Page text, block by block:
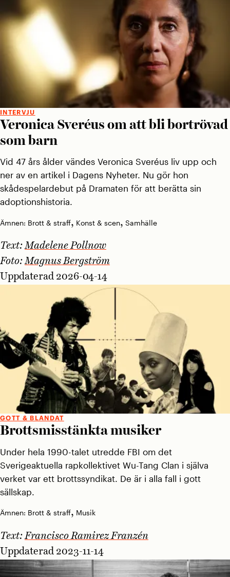
INTERVJU
Veronica Sveréus om att bli bortrövad
som barn
Vid 47 års ålder vändes Veronica Sveréus liv upp och
ner av en artikel i Dagens Nyheter. Nu gör hon
skådespelardebut på Dramaten för att berätta sin
adoptionshistoria.
Ämnen: Brott & straff, Konst & scen, Samhälle
Text:Madelene Pollnow
Foto:Magnus Bergström
Uppdaterad 2026-04-14
GOTT & BLANDAT
Brottsmisstänkta musiker
Under hela 1990-talet utredde FBI om det
Sverigeaktuella rapkollektivet Wu-Tang Clan i själva
verket var ett brottssyndikat. De är i alla fall i gott
sällskap.
Ämnen: Brott & straff, Musik
Text: Francisco Ramirez Franzén
Uppdaterad 2023-11-14